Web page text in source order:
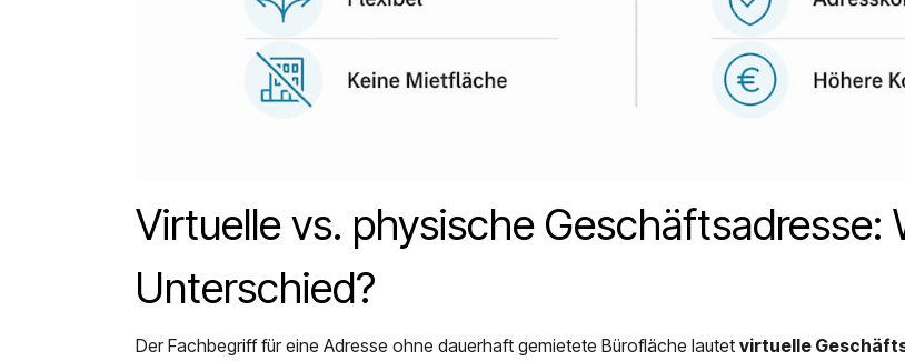
Virtuelle vs. physische Geschäftsadresse:
Unterschied?
Der Fachbegriff für eine Adresse ohne dauerhaft gemietete Bürofläche lautet virtuelle